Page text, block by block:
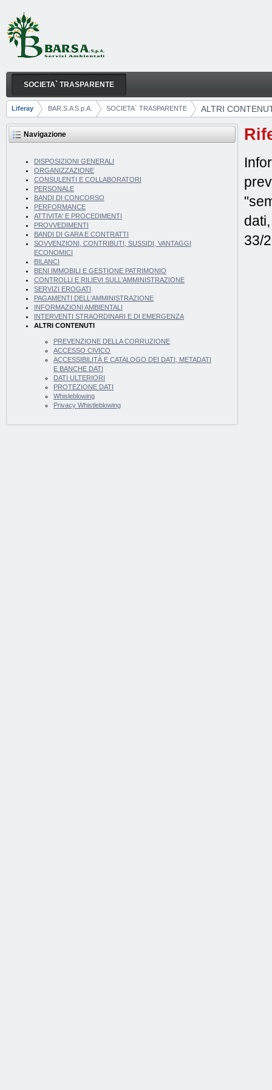
Salta al contenuto
ALTRI CONTENUTI
Navigazione
SOCIETA` TRASPARENTE
Breadcrumb
Liferay BAR.S.A S.p.A. SOCIETA` TRASPARENTE ALTRI
Navigazione
DISPOSIZIONI GENERALI
ORGANIZZAZIONE
CONSULENTI E COLLABORATORI
PERSONALE
BANDI DI CONCORSO
PERFORMANCE
ATTIVITA' E PROCEDIMENTI
PROVVEDIMENTI
BANDI DI GARA E CONTRATTI
SOVVENZIONI, CONTRIBUTI, SUSSIDI, VANTAGGI
ECONOMICI
BILANCI
BENI IMMOBILI E GESTIONE PATRIMONIO
CONTROLLI E RILIEVI SULL'AMMINISTRAZIONE
SERVIZI EROGATI
PAGAMENTI DELL'AMMINISTRAZIONE
INFORMAZIONI AMBIENTALI
INTERVENTI STRAORDINARI E DI EMERGENZA
ALTRI CONTENUTI
PREVENZIONE DELLA CORRUZIONE
ACCESSO CIVICO
ACCESSIBILITÀ E CATALOGO DEI DATI, METADATI
E BANCHE DATI
DATI ULTERIORI
PROTEZIONE DATI
Whisleblowing
Privacy Whistleblowing
33/